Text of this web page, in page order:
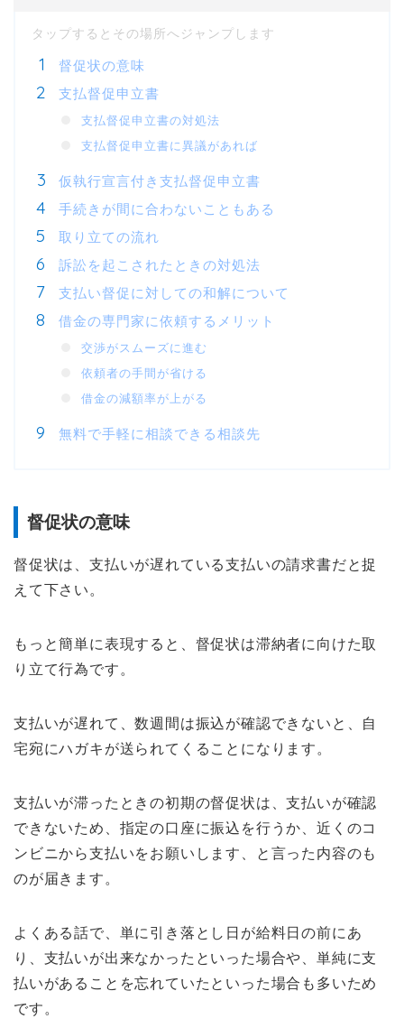
督促状の意味
支払督促申立書
支払督促申立書の対処法
支払督促申立書に異議があれば
仮執行宣言付き支払督促申立書
手続きが間に合わないこともある
取り立ての流れ
訴訟を起こされたときの対処法
支払い督促に対しての和解について
借金の専門家に依頼するメリット
交渉がスムーズに進む
依頼者の手間が省ける
借金の減額率が上がる
無料で手軽に相談できる相談先
督促状の意味
督促状は、支払いが遅れている支払いの請求書だと捉
えて下さい。
もっと簡単に表現すると、督促状は滞納者に向けた取
り立て行為です。
支払いが遅れて、数週間は振込が確認できないと、自
宅宛にハガキが送られてくることになります。
支払いが滞ったときの初期の督促状は、支払いが確認
できないため、指定の口座に振込を行うか、近くのコ
ンビニから支払いをお願いします、と言った内容のも
のが届きます。
よくある話で、単に引き落とし日が給料日の前にあ
り、支払いが出来なかったといった場合や、単純に支
払いがあることを忘れていたといった場合も多いため
です。